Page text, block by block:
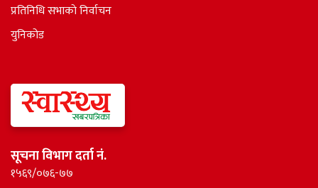
प्रतिनिधि सभाकाे निर्वाचन
युनिकोड
सूचना विभाग दर्ता नं.
१५६९/०७६-७७